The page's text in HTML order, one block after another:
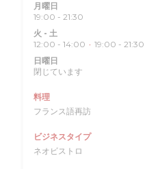
月曜日
19:00 - 21:30
火 - 土
12:00 - 14:00 • 19:00 - 21:30
日曜日
閉じています
料理
フランス語再訪
ビジネスタイプ
ネオビストロ